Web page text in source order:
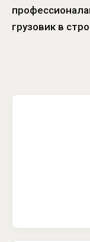
грузовик в